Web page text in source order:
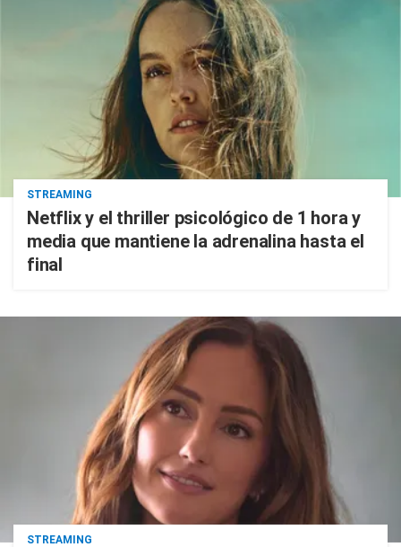
STREAMING
Netflix y el thriller psicológico de 1 hora y
media que mantiene la adrenalina hasta el
final
STREAMING